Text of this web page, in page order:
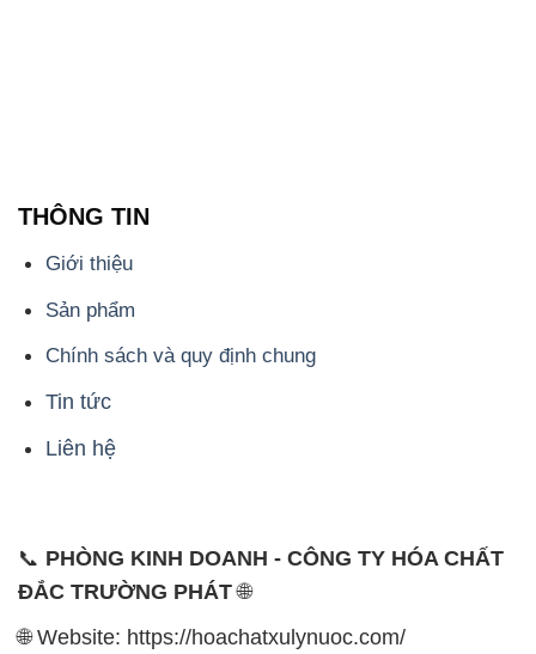
Chính sách và quy định chung
Tin tức
Liên hệ
📞
PHÒNG KINH DOANH - CÔNG TY HÓA CHẤT
ĐẮC TRƯỜNG PHÁT
- 028.3756.1835 - 028.3756.1840 - 028.3756.1841-